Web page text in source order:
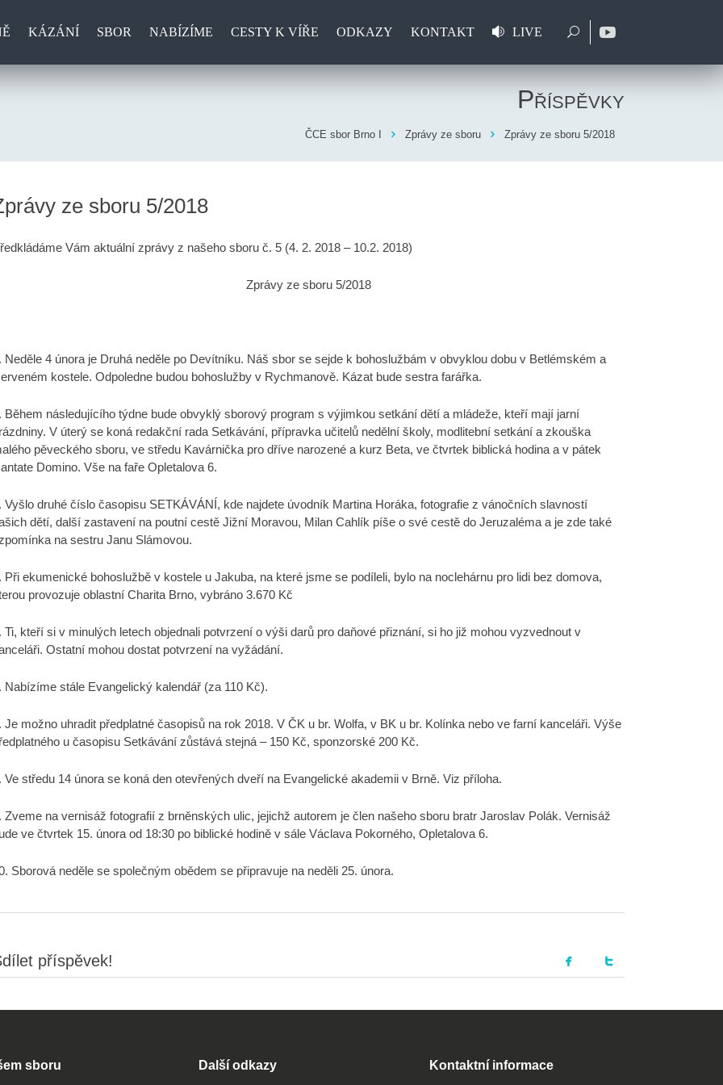
KÁZÁNÍ SBOR NABÍZÍME CESTY K VÍŘE ODKAZY KONTAKT LIVE
Příspěvky
ČCE sbor Brno I Zprávy ze sboru Zprávy ze sboru 5/2018
ze sboru 5/2018
Vám aktuální zprávy z našeho sboru č. 5 (4. 2. 2018 – 10.2. 2018)
Zprávy ze sboru 5/2018
Neděle 4 února je Druhá neděle po Devítníku. Náš sbor se sejde k bohoslužbám v obvyklou dobu v Betlémském a
kostele. Odpoledne budou bohoslužby v Rychmanově. Kázat bude sestra farářka.
Během následujícího týdne bude obvyklý sborový program s výjimkou setkání dětí a mládeže, kteří mají jarní
V úterý se koná redakční rada Setkávání, přípravka učitelů nedělní školy, modlitební setkání a zkouška
pěveckého sboru, ve středu Kavárnička pro dříve narozené a kurz Beta, ve čtvrtek biblická hodina a v pátek
Domino. Vše na faře Opletalova 6.
Vyšlo druhé číslo časopisu SETKÁVÁNÍ, kde najdete úvodník Martina Horáka, fotografie z vánočních slavností
dětí, další zastavení na poutní cestě Jižní Moravou, Milan Cahlík píše o své cestě do Jeruzaléma a je zde také
na sestru Janu Slámovou.
Při ekumenické bohoslužbě v kostele u Jakuba, na které jsme se podíleli, bylo na noclehárnu pro lidi bez domova,
provozuje oblastní Charita Brno, vybráno 3.670 Kč
Ti, kteří si v minulých letech objednali potvrzení o výši darů pro daňové přiznání, si ho již mohou vyzvednout v
Ostatní mohou dostat potvrzení na vyžádání.
Nabízíme stále Evangelický kalendář (za 110 Kč).
Je možno uhradit předplatné časopisů na rok 2018. V ČK u br. Wolfa, v BK u br. Kolínka nebo ve farní kanceláři. Výše
u časopisu Setkávání zůstává stejná – 150 Kč, sponzorské 200 Kč.
Ve středu 14 února se koná den otevřených dveří na Evangelické akademii v Brně. Viz příloha.
Zveme na vernisáž fotografií z brněnských ulic, jejichž autorem je člen našeho sboru bratr Jaroslav Polák. Vernisáž
ve čtvrtek 15. února od 18:30 po biblické hodině v sále Václava Pokorného, Opletalova 6.
Sborová neděle se společným obědem se připravuje na neděli 25. února.
příspěvek!
sboru Další odkazy Kontaktní informace